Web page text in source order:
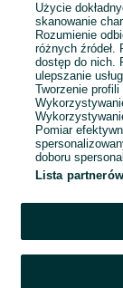
Użycie
skanowanie
Rozumienie
różnych źródeł.
dostęp do nich.
ulepszanie
Tworzenie
Pomiar
doboru
Lista